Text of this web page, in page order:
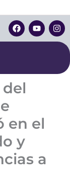
F
a
c
o
Y
o
u
e
I
n
s
r
en el
y
a